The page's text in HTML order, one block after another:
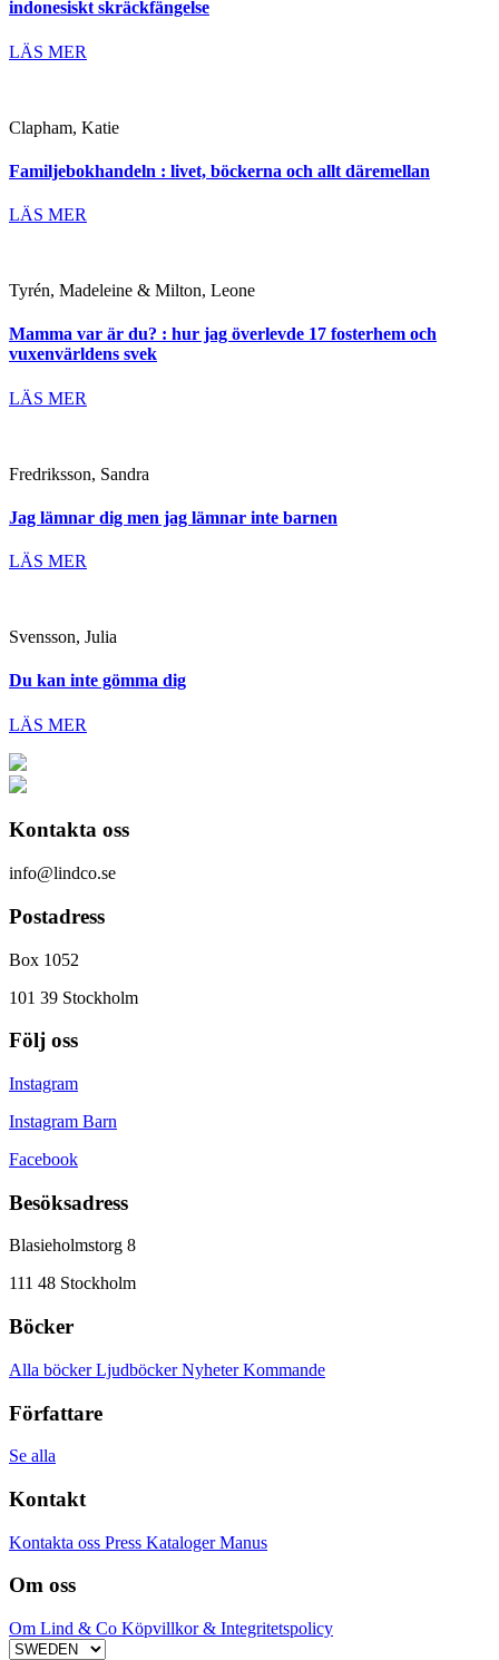
indonesiskt skräckfängelse
LÄS MER
Clapham, Katie
Familjebokhandeln : livet, böckerna och allt däremellan
LÄS MER
Tyrén, Madeleine & Milton, Leone
Mamma var är du? : hur jag överlevde 17 fosterhem och
vuxenvärldens svek
LÄS MER
Fredriksson, Sandra
Jag lämnar dig men jag lämnar inte barnen
LÄS MER
Svensson, Julia
Du kan inte gömma dig
LÄS MER
Kontakta oss
info@lindco.se
Postadress
Box 1052
101 39 Stockholm
Följ oss
Instagram
Instagram Barn
Facebook
Besöksadress
Blasieholmstorg 8
111 48 Stockholm
Böcker
Alla böckerLjudböckerNyheterKommande
Författare
Se alla
Kontakt
Kontakta oss Press KatalogerManus
Om oss
Om Lind & Co Köpvillkor & Integritetspolicy